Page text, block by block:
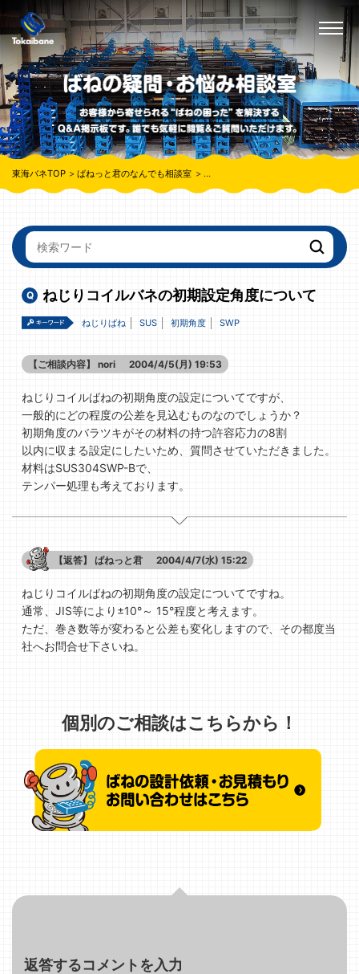
東海バネTOP ばねっと君のなんでも相談室 ねじりコイルバネの初期設定角度につ
ねじりコイルバネの初期設定角度について
ねじりばね SUS 初期角度 SWP
【ご相談内容】 nori 2004/4/5(月) 19:53
ねじりコイルばねの初期角度の設定についてですが、
一般的にどの程度の公差を見込むものなのでしょうか？
初期角度のバラツキがその材料の持つ許容応力の8割
以内に収まる設定にしたいため、質問させていただきました。
材料はSUS304SWP-Bで、
テンパー処理も考えております。
【返答】 ばねっと君 2004/4/7(水) 15:22
ねじりコイルばねの初期角度の設定についてですね。
通常、JIS等により±10°～ 15°程度と考えます。
ただ、巻き数等が変わると公差も変化しますので、その都度当
社へお問合せ下さいね。
個別のご相談はこちらから！
返答するコメントを入力